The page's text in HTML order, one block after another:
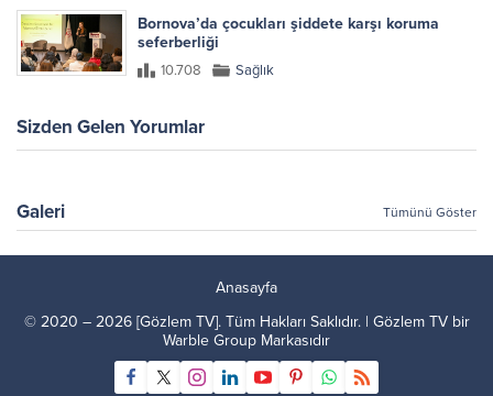
Bornova’da çocukları şiddete karşı koruma
seferberliği
10.708 Sağlık
Sizden Gelen Yorumlar
Galeri Tümünü Göster
Anasayfa
© 2020 – 2026 [Gözlem TV]. Tüm Hakları Saklıdır. | Gözlem TV bir
Warble Group Markasıdır